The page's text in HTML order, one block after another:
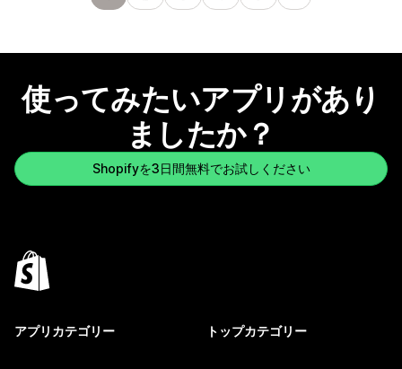
使ってみたいアプリがあり
ましたか？
Shopifyを3日間無料でお試しください
アプリカテゴリー トップカテゴリー